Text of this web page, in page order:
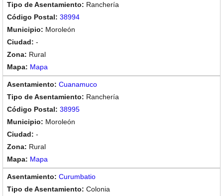
Ranchería
38994
Moroleón
-
Rural
Mapa
Cuanamuco
Ranchería
38995
Moroleón
-
Rural
Mapa
Curumbatio
Colonia